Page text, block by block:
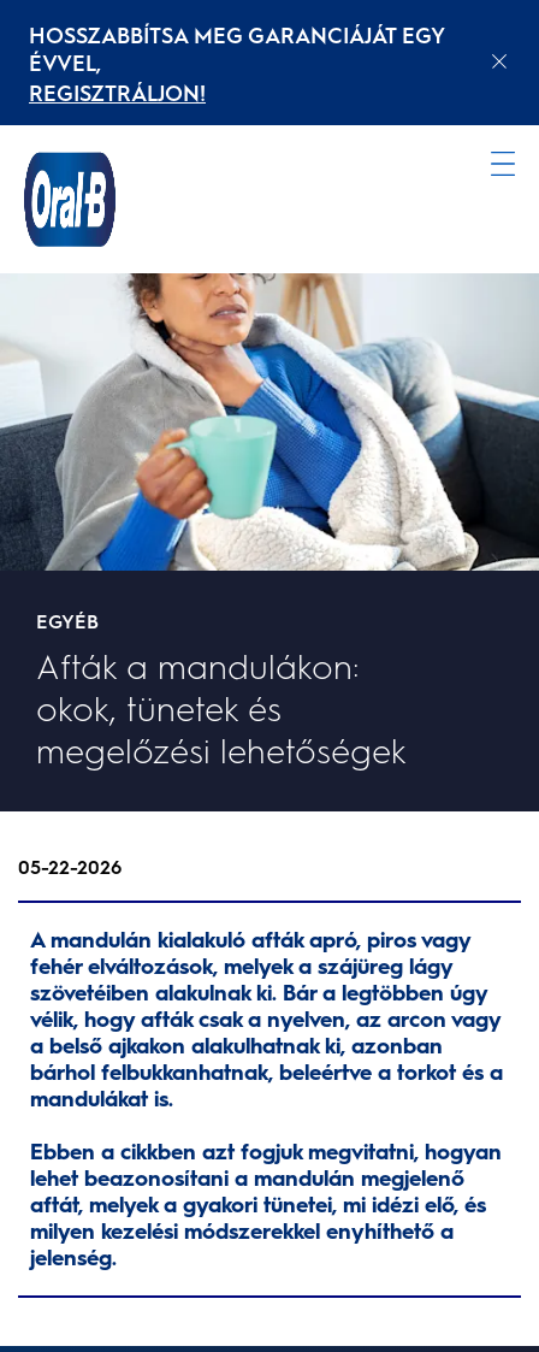
HOSSZABBÍTSA MEG GARANCIÁJÁT EGY
ÉVVEL,
REGISZTRÁLJON!
EGYÉB
Afták a mandulákon:
okok, tünetek és
megelőzési lehetőségek
05-22-2026
A mandulán kialakuló afták apró, piros vagy
fehér elváltozások, melyek a szájüreg lágy
szövetéiben alakulnak ki. Bár a legtöbben úgy
vélik, hogy afták csak a nyelven, az arcon vagy
a belső ajkakon alakulhatnak ki, azonban
bárhol felbukkanhatnak, beleértve a torkot és a
mandulákat is.
Ebben a cikkben azt fogjuk megvitatni, hogyan
lehet beazonosítani a mandulán megjelenő
aftát, melyek a gyakori tünetei, mi idézi elő, és
milyen kezelési módszerekkel enyhíthető a
jelenség.